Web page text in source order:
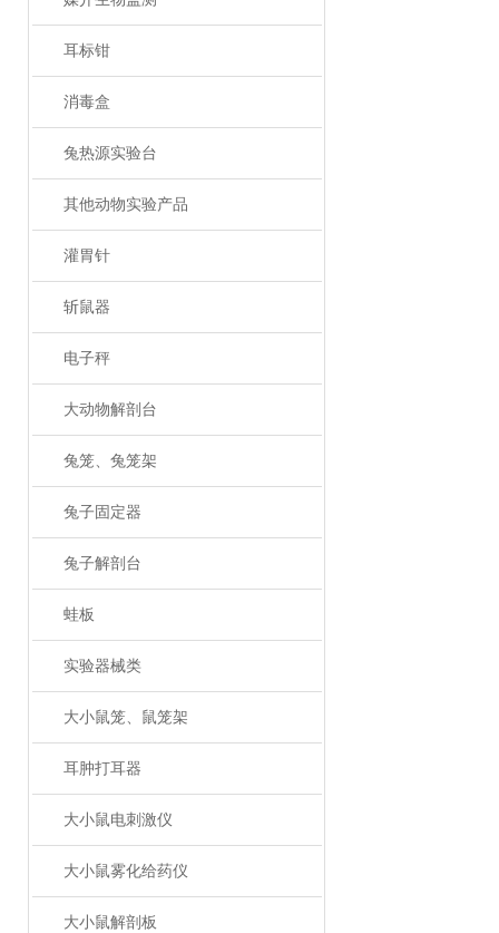
耳标钳
消毒盒
兔热源实验台
其他动物实验产品
灌胃针
斩鼠器
电子秤
大动物解剖台
兔笼、兔笼架
兔子固定器
兔子解剖台
蛙板
实验器械类
大小鼠笼、鼠笼架
耳肿打耳器
大小鼠电刺激仪
大小鼠雾化给药仪
大小鼠解剖板